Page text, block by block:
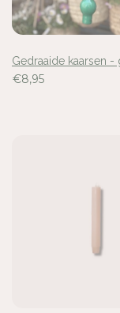
Gedraaide kaarsen -
€8,95